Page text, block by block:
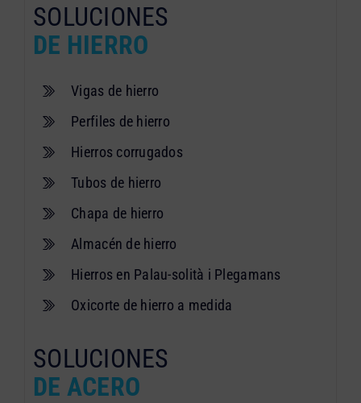
SOLUCIONES
DE HIERRO
Vigas de hierro
Perfiles de hierro
Hierros corrugados
Tubos de hierro
Chapa de hierro
Almacén de hierro
Hierros en Palau-solità i Plegamans
Oxicorte de hierro a medida
SOLUCIONES
DE ACERO